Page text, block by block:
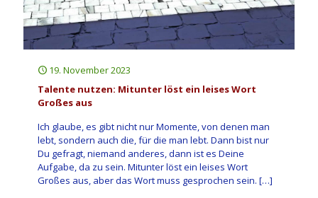
19. November 2023
Talente nutzen: Mitunter löst ein leises Wort
Großes aus
Ich glaube, es gibt nicht nur Momente, von denen man
lebt, sondern auch die, für die man lebt. Dann bist nur
Du gefragt, niemand anderes, dann ist es Deine
Aufgabe, da zu sein. Mitunter löst ein leises Wort
Großes aus, aber das Wort muss gesprochen sein. […]